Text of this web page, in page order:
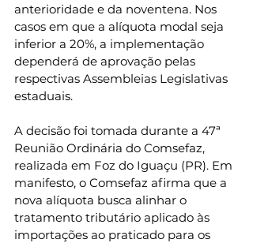
anterioridade e da noventena. Nos
casos em que a alíquota modal seja
inferior a 20%, a implementação
dependerá de aprovação pelas
respectivas Assembleias Legislativas
estaduais.
A decisão foi tomada durante a 47ª
Reunião Ordinária do Comsefaz,
realizada em Foz do Iguaçu (PR). Em
manifesto, o Comsefaz afirma que a
nova alíquota busca alinhar o
tratamento tributário aplicado às
importações ao praticado para os